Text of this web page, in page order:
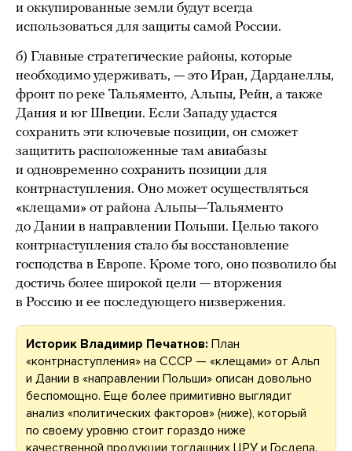
и оккупированные земли будут всегда
использоваться для защиты самой России.
б) Главные стратегические районы, которые
необходимо удерживать, — это Иран, Дарданеллы,
фронт по реке Тальяменто, Альпы, Рейн, а также
Дания и юг Швеции. Если Западу удастся
сохранить эти ключевые позиции, он сможет
защитить расположенные там авиабазы
и одновременно сохранить позиции для
контрнаступления. Оно может осуществляться
«клещами» от района Альпы—Тальяменто
до Дании в направлении Польши. Целью такого
контрнаступления стало бы восстановление
господства в Европе. Кроме того, оно позволило бы
достичь более широкой цели — вторжения
в Россию и ее последующего низвержения.
Историк Владимир Печатнов: План
«контрнаступления» на СССР — «клещами» от Альп
и Дании в «направлении Польши» описан довольно
беспомощно. Еще более примитивно выглядит
анализ «политических факторов» (ниже), который
по своему уровню стоит гораздо ниже